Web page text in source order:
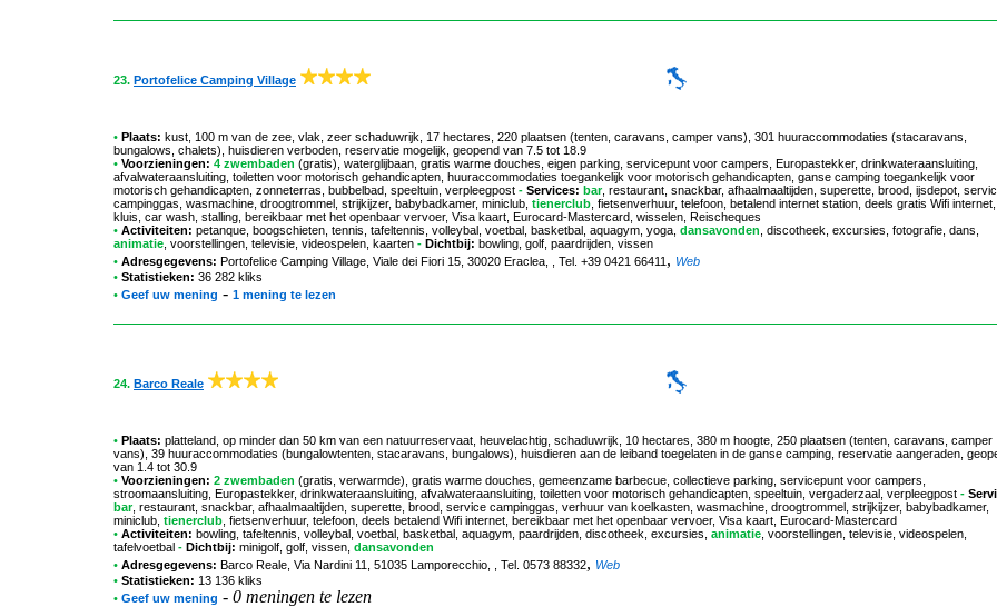
23. Portofelice Camping Village
• Plaats: kust, 100 m van de zee, vlak, zeer schaduwrijk, 17 hectares, 220 plaatsen (tenten, caravans, camper vans), 301 huuraccommodaties (stacaravans,
bungalows, chalets), huisdieren verboden, reservatie mogelijk, geopend van 7.5 tot 18.9
• Voorzieningen: 4 zwembaden (gratis), waterglijbaan, gratis warme douches, eigen parking, servicepunt voor campers, Europastekker, drinkwateraansluiting,
afvalwateraansluiting, toiletten voor motorisch gehandicapten, huuraccommodaties toegankelijk voor motorisch gehandicapten, ganse camping toegankelijk voor
motorisch gehandicapten, zonneterras, bubbelbad, speeltuin, verpleegpost - Services: bar, restaurant, snackbar, afhaalmaaltijden, superette, brood, ijsdepot,
campinggas, wasmachine, droogtrommel, strijkijzer, babybadkamer, miniclub, tienerclub , fietsenverhuur, telefoon, betalend internet station, deels gratis Wifi internet,
kluis, car wash, stalling, bereikbaar met het openbaar vervoer, Visa kaart, Eurocard-Mastercard, wisselen, Reischeques
• Activiteiten: petanque, boogschieten, tennis, tafeltennis, volleybal, voetbal, basketbal, aquagym, yoga, dansavonden , discotheek, excursies, fotografie, dans,
animatie , voorstellingen, televisie, videospelen, kaarten - Dichtbij: bowling, golf, paardrijden, vissen
• Adresgegevens: Portofelice Camping Village , Viale dei Fiori 15, 30020 Eraclea, , Tel. +39 0421 66411 , Web
• Statistieken: 36 282 kliks
• Geef uw mening - 1 mening te lezen
24. Barco Reale
• Plaats: platteland, op minder dan 50 km van een natuurreservaat, heuvelachtig, schaduwrijk, 10 hectares, 380 m hoogte, 250 plaatsen (tenten, caravans, camper
vans), 39 huuraccommodaties (bungalowtenten, stacaravans, bungalows), huisdieren aan de leiband toegelaten in de ganse camping, reservatie aangeraden,
van 1.4 tot 30.9
• Voorzieningen: 2 zwembaden (gratis, verwarmde), gratis warme douches, gemeenzame barbecue, collectieve parking, servicepunt voor campers,
stroomaansluiting, Europastekker, drinkwateraansluiting, afvalwateraansluiting, toiletten voor motorisch gehandicapten, speeltuin, vergaderzaal, verpleegpost -
bar, restaurant, snackbar, afhaalmaaltijden, superette, brood, service campinggas, verhuur van koelkasten, wasmachine, droogtrommel, strijkijzer, babybadkamer,
miniclub, tienerclub , fietsenverhuur, telefoon, deels betalend Wifi internet, bereikbaar met het openbaar vervoer, Visa kaart, Eurocard-Mastercard
• Activiteiten: bowling, tafeltennis, volleybal, voetbal, basketbal, aquagym, paardrijden, discotheek, excursies, animatie , voorstellingen, televisie, videospelen,
tafelvoetbal - Dichtbij: minigolf, golf, vissen, dansavonden
• Adresgegevens: Barco Reale , Via Nardini 11, 51035 Lamporecchio, , Tel. 0573 88332, Web
• Statistieken: 13 136 kliks
• Geef uw mening - 0 meningen te lezen